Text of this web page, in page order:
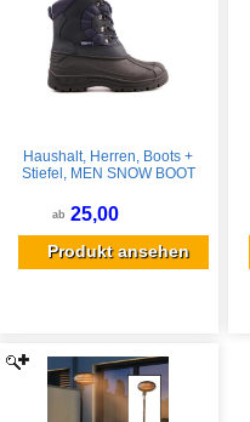
Haushalt, Herren, Boots +
Stiefel, MEN SNOW BOOT
Schwarz, (45)
ab 25,00
Produkt ansehen